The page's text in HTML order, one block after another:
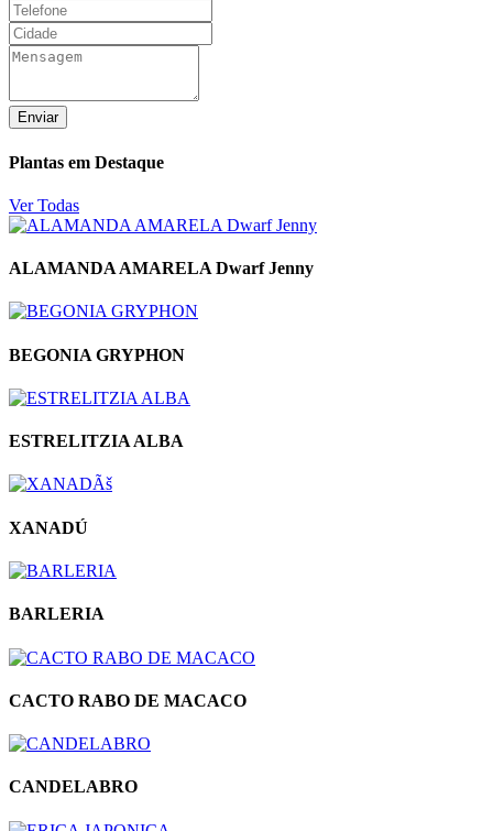
Enviar
Plantas em Destaque
Ver Todas
ALAMANDA AMARELA Dwarf Jenny
BEGONIA GRYPHON
ESTRELITZIA ALBA
XANADÚ
BARLERIA
CACTO RABO DE MACACO
CANDELABRO